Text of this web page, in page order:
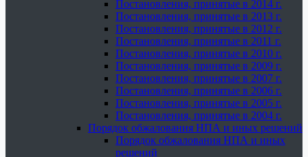
Постановления, принятые в 2014 г.
Постановления, принятые в 2013 г.
Постановления, принятые в 2012 г.
Постановления, принятые в 2011 г.
Постановления, принятые в 2010 г.
Постановления, принятые в 2009 г.
Постановления, принятые в 2007 г.
Постановления, принятые в 2006 г.
Постановления, принятые в 2005 г.
Постановления, принятые в 2004 г.
Порядок обжалования НПА и иных решений
Порядок обжалования НПА и иных
решений